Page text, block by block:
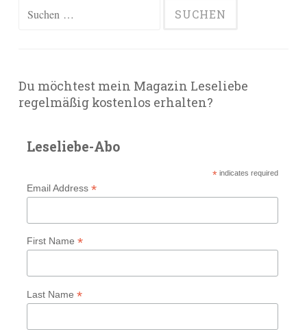
Suchen
Du möchtest mein Magazin Leseliebe
regelmäßig kostenlos erhalten?
Leseliebe-Abo
*indicates required
Email Address *
First Name *
Last Name *